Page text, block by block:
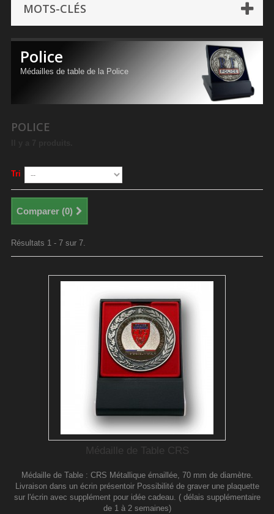
MOTS-CLÉS
Police
Médailles de table de la Police
POLICE
Tri
Comparer (0)
Résultats 1 - 7 sur 7.
Médaille de Table CRS
Médaille de Table : CRS Métallique émaillée, 70 mm de diamètre.
Livraison dans un écrin présentoir Possibilité de graver une plaquette
sur l'écrin avec supplément pour idée cadeau. ( délais supplémentaire
de 1 à 2 semaines)